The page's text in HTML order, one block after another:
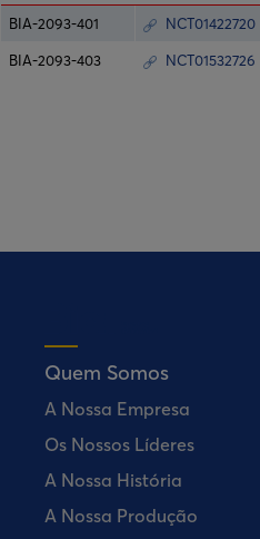
BIA-2093-401 NCT01422720
BIA-2093-403 NCT01532726
Quem Somos
A Nossa Empresa
Os Nossos Líderes
A Nossa História
A Nossa Produção